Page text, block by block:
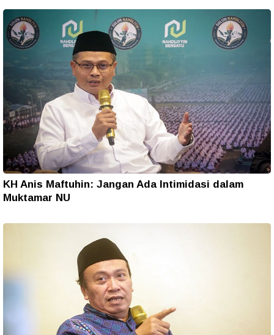
KH Anis Maftuhin: Jangan Ada Intimidasi dalam
Muktamar NU